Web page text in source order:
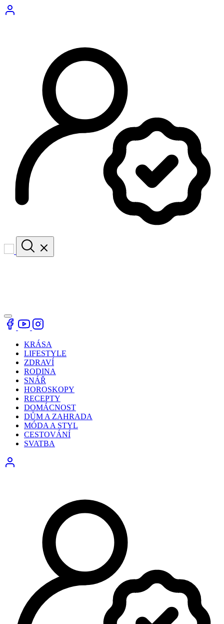
KRÁSA
LIFESTYLE
ZDRAVÍ
RODINA
SNÁŘ
HOROSKOPY
RECEPTY
DOMÁCNOST
DŮM A ZAHRADA
MÓDA A STYL
CESTOVÁNÍ
SVATBA